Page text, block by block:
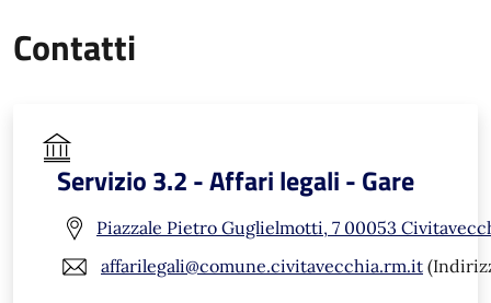
Contatti
Servizio 3.2 - Affari legali - Gare
Piazzale Pietro Guglielmotti, 7 00053
affarilegali@comune.civitavecchia.rm.it